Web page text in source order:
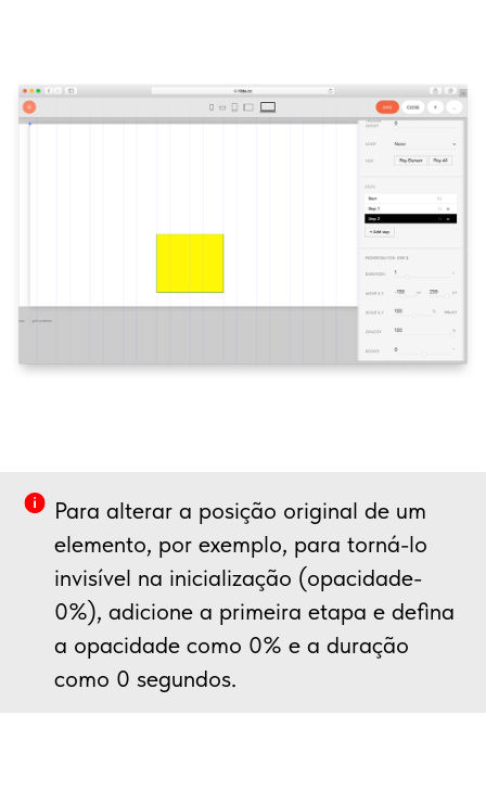
Para alterar a posição original de um
elemento, por exemplo, para torná-lo
invisível na inicialização (opacidade-
0%), adicione a primeira etapa e defina
a opacidade como 0% e a duração
como 0 segundos.